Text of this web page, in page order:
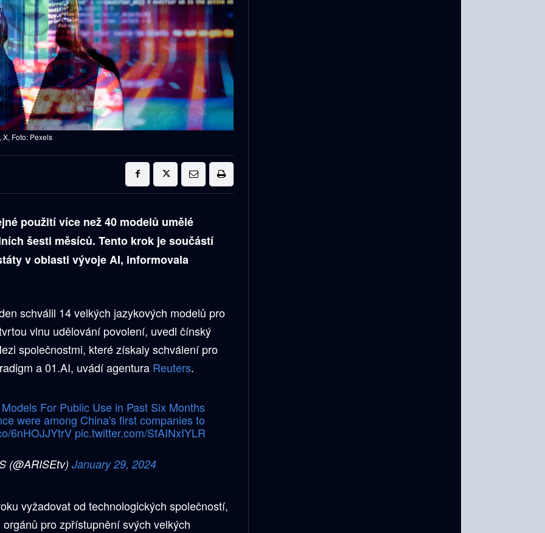
X, Foto: Pexels
použití více než 40 modelů umělé
šesti měsíců. Tento krok je součástí
v oblasti vývoje AI, informovala
schválil 14 velkých jazykových modelů pro
vlnu udělování povolení, uvedl čínský
společnostmi, které získaly schválení pro
a 01.AI, uvádí agentura Reuters.
For Public Use in Past Six Months
were among China's first companies to
6nHOJJYtrVpic.twitter.com/SfAINxIYLR
(@ARISEtv) January 29, 2024
vyžadovat od technologických společností,
pro zpřístupnění svých velkých